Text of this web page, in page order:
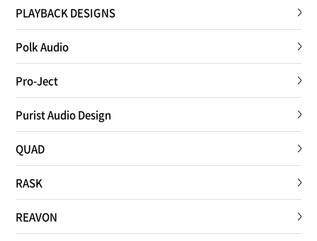
PLAYBACK DESIGNS
Polk Audio
Pro-Ject
Purist Audio Design
QUAD
RASK
REAVON